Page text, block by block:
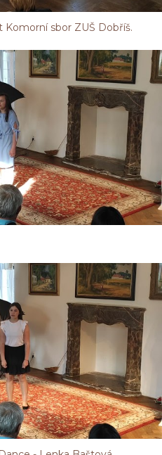
Komorní sbor ZUŠ Dobříš.